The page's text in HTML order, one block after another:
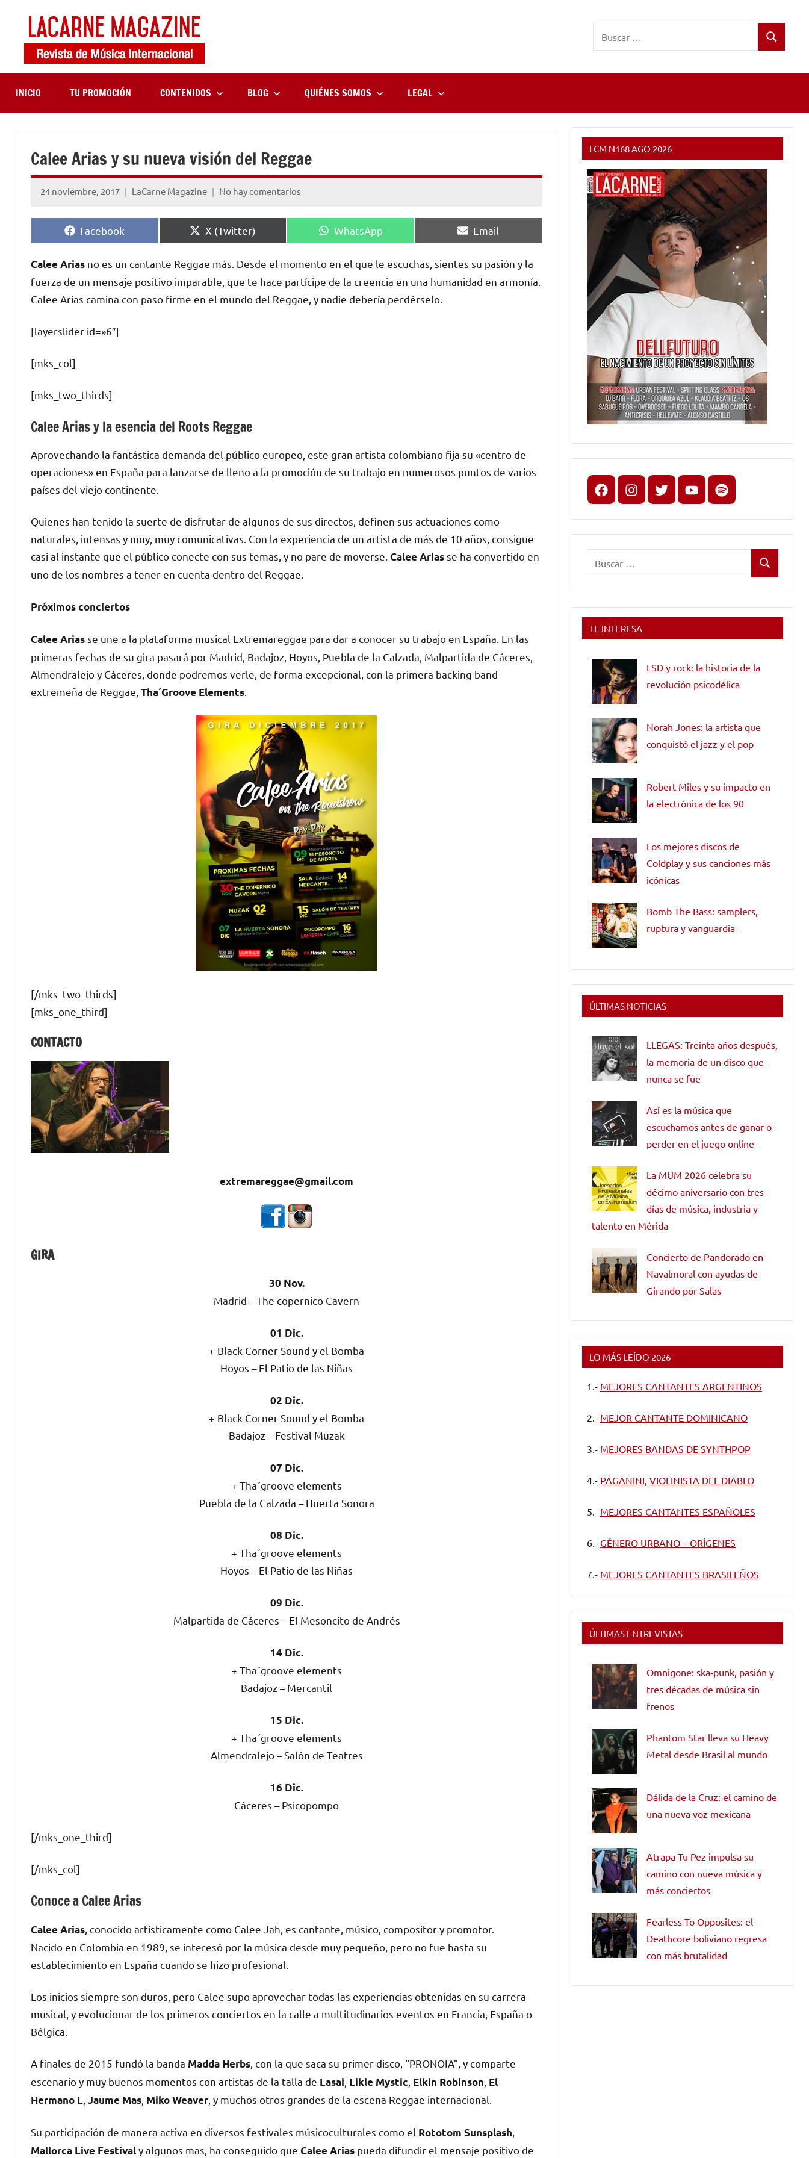
contenido
Magazine
música
internacional
Buscar
INICIO TU PROMOCIÓN CONTENIDOS BLOG QUIÉNES SOMOS LEGAL
Calee Arias y su nueva visión del Reggae
24 noviembre, 2017 LaCarne Magazine No hay comentarios
Compartir
en
Facebook
Compartir
en
X (Twitter)
Compartir
en
WhatsApp
Compartir
en
Email
Calee Arias no es un cantante Reggae más. Desde el momento en el que le escuchas, sientes su pasión y la
fuerza de un mensaje positivo imparable, que te hace partícipe de la creencia en una humanidad en armonía.
Calee Arias camina con paso firme en el mundo del Reggae, y nadie debería perdérselo.
[layerslider id=»6″]
[mks_col]
[mks_two_thirds]
Calee Arias y la esencia del Roots Reggae
Aprovechando la fantástica demanda del público europeo, este gran artista colombiano fija su «centro de
operaciones» en España para lanzarse de lleno a la promoción de su trabajo en numerosos puntos de varios
países del viejo continente.
Quienes han tenido la suerte de disfrutar de algunos de sus directos, definen sus actuaciones como
naturales, intensas y muy, muy comunicativas. Con la experiencia de un artista de más de 10 años, consigue
casi al instante que el público conecte con sus temas, y no pare de moverse. Calee Ariasse ha convertido en
uno de los nombres a tener en cuenta dentro del Reggae.
Próximos conciertos
Calee Ariasse une a la plataforma musical Extremareggae para dar a conocer su trabajo en España. En las
primeras fechas de su gira pasará por Madrid, Badajoz, Hoyos, Puebla de la Calzada, Malpartida de Cáceres,
Almendralejo y Cáceres, donde podremos verle, de forma excepcional, con la primera backing band
extremeña de Reggae, Tha´Groove Elements.
[/mks_two_thirds]
[mks_one_third]
CONTACTO
extremareggae@gmail.com
GIRA
30 Nov.
Madrid – The copernico Cavern
01 Dic.
+ Black Corner Sound y el Bomba
Hoyos – El Patio de las Niñas
02 Dic.
+ Black Corner Sound y el Bomba
Badajoz – Festival Muzak
07 Dic.
+ Tha´groove elements
Puebla de la Calzada – Huerta Sonora
08 Dic.
+ Tha´groove elements
Hoyos – El Patio de las Niñas
09 Dic.
Malpartida de Cáceres – El Mesoncito de Andrés
14 Dic.
+ Tha´groove elements
Badajoz – Mercantil
15 Dic.
+ Tha´groove elements
Almendralejo – Salón de Teatres
16 Dic.
Cáceres – Psicopompo
[/mks_one_third]
[/mks_col]
Conoce a Calee Arias
Calee Arias , conocido artísticamente como Calee Jah, es cantante, músico, compositor y promotor.
Nacido en Colombia en 1989, se interesó por la música desde muy pequeño, pero no fue hasta su
establecimiento en España cuando se hizo profesional.
Los inicios siempre son duros, pero Calee supo aprovechar todas las experiencias obtenidas en su carrera
musical, y evolucionar de los primeros conciertos en la calle a multitudinarios eventos en Francia, España o
Bélgica.
A finales de 2015 fundó la banda Madda Herbs , con la que saca su primer disco, “PRONOIA”, y comparte
escenario y muy buenos momentos con artistas de la talla de Lasai Likle Mystic Elkin Robinson El
Hermano L Jaume Mas Miko Weaver , y muchos otros grandes de la escena Reggae internacional.
Su participación de manera activa en diversos festivales músicoculturales como el Rototom Sunsplash
Mallorca Live Festivaly algunos mas, ha conseguido que Calee Arias pueda difundir el mensaje positivo de
LCM N168 AGO 2026
FacebookInstagram
X youtubespotify
Buscar
TE INTERESA
LSD y rock: la historia de la
revolución psicodélica
Norah Jones: la artista que
conquistó el jazz y el pop
Robert Miles y su impacto en
la electrónica de los 90
Los mejores discos de
Coldplay y sus canciones más
icónicas
Bomb The Bass: samplers,
ruptura y vanguardia
ÚLTIMAS NOTICIAS
LLEGAS: Treinta años después,
la memoria de un disco que
nunca se fue
Así es la música que
escuchamos antes de ganar o
perder en el juego online
La MUM 2026 celebra su
décimo aniversario con tres
días de música, industria y
talento en Mérida
Concierto de Pandorado en
Navalmoral con ayudas de
Girando por Salas
LO MÁS LEÍDO 2026
1.- MEJORES CANTANTES ARGENTINOS
2.- MEJOR CANTANTE DOMINICANO
3.- MEJORES BANDAS DE SYNTHPOP
4.- PAGANINI, VIOLINISTA DEL DIABLO
5.- MEJORES CANTANTES ESPAÑOLES
6.- GÉNERO URBANO – ORÍGENES
7.- MEJORES CANTANTES BRASILEÑOS
ÚLTIMAS ENTREVISTAS
Omnigone: ska-punk, pasión y
tres décadas de música sin
frenos
Phantom Star lleva su Heavy
Metal desde Brasil al mundo
Dálida de la Cruz: el camino de
una nueva voz mexicana
Atrapa Tu Pez impulsa su
camino con nueva música y
más conciertos
Fearless To Opposites: el
Deathcore boliviano regresa
con más brutalidad